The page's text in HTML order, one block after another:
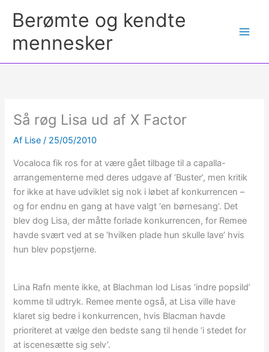
Berømte og kendte
mennesker
Så røg Lisa ud af X Factor
Af Lise/ 25/05/2010
Vocaloca fik ros for at være gået tilbage til a capalla-
arrangementerne med deres udgave af ‘Buster’, men kritik
for ikke at have udviklet sig nok i løbet af konkurrencen –
og for endnu en gang at have valgt ‘en børnesang’. Det
blev dog Lisa, der måtte forlade konkurrencen, for Remee
havde svært ved at se ‘hvilken plade hun skulle lave’ hvis
hun blev popstjerne.
Lina Rafn mente ikke, at Blachman lod Lisas ‘indre popsild’
komme til udtryk. Remee mente også, at Lisa ville have
klaret sig bedre i konkurrencen, hvis Blacman havde
prioriteret at vælge den bedste sang til hende ‘i stedet for
at iscenesætte sig selv’.